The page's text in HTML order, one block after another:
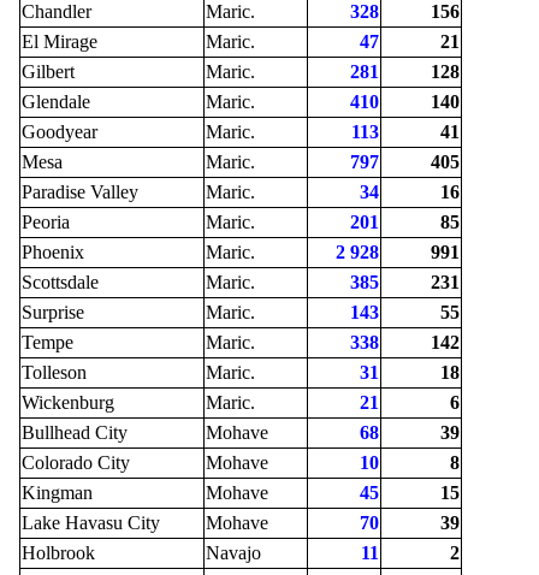
Chandler
Maric. 328
156
El Mirage
Maric. 47
21
Gilbert
Maric. 281
128
Glendale
Maric. 410
140
Goodyear
Maric. 113
41
Mesa
Maric. 797
405
Paradise Valley
Maric. 34
16
Peoria
Maric. 201
85
Phoenix
Maric. 2 928
991
Scottsdale
Maric. 385
231
Surprise
Maric. 143
55
Tempe
Maric. 338
142
Tolleson
Maric. 31
18
Wickenburg
Maric. 21
6
Bullhead City
Mohave 68
39
Colorado City
Mohave 10
8
Kingman
Mohave 45
15
Lake Havasu City
Mohave 70
39
Holbrook
Navajo 11
2